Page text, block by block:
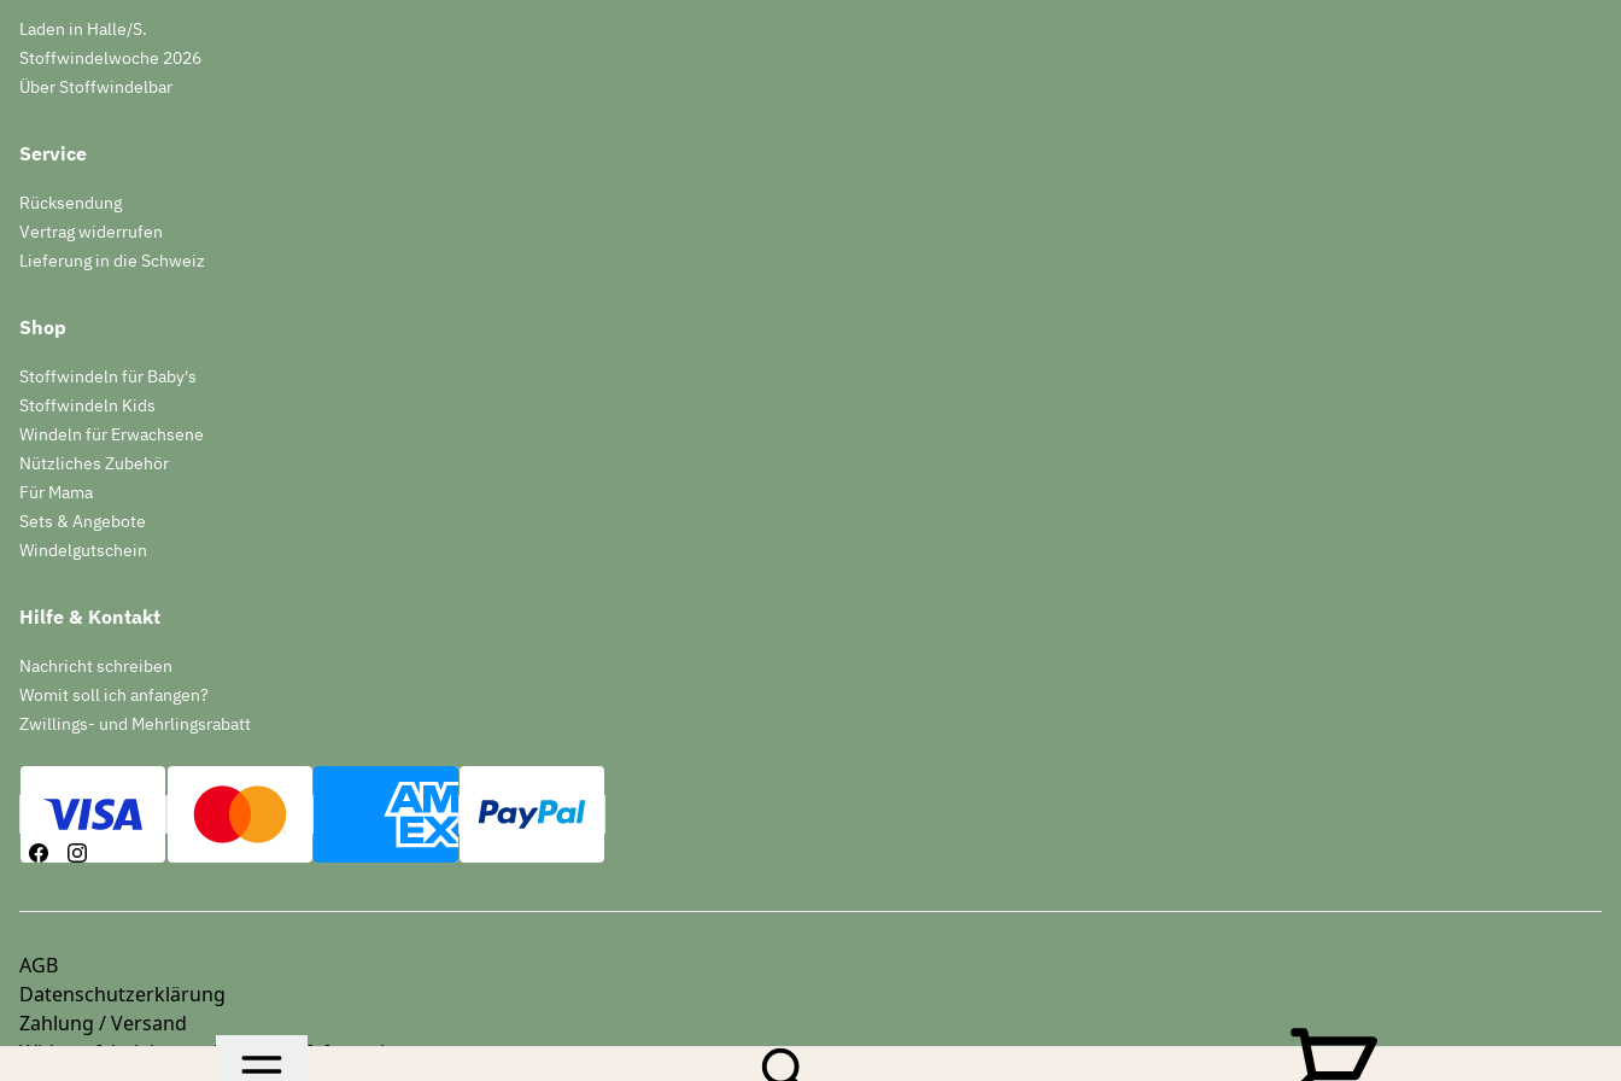
Laden in Halle/S.
Stoffwindelwoche 2026
Über Stoffwindelbar
Service
Rücksendung
Vertrag widerrufen
Lieferung in die Schweiz
Shop
Stoffwindeln für Baby's
Stoffwindeln Kids
Windeln für Erwachsene
Nützliches Zubehör
Für Mama
Sets & Angebote
Windelgutschein
Hilfe & Kontakt
Nachricht schreiben
Womit soll ich anfangen?
Zwillings- und Mehrlingsrabatt
AGB
Datenschutzerklärung
Zahlung / Versand
Widerrufsbelehrung & Widerrufsformular